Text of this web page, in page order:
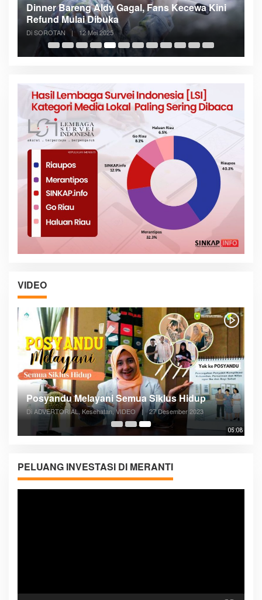
Dinner Bareng Aldy Gagal, Fans Kecewa Kini
Refund Mulai Dibuka
Di SOROTAN | 12 Mei 2025
VIDEO
05:08
Posyandu Melayani Semua Siklus Hidup
Di ADVERTORIAL, Kesehatan, VIDEO | 27 Desember 2023
PELUANG INVESTASI DI MERANTI
Pemutar